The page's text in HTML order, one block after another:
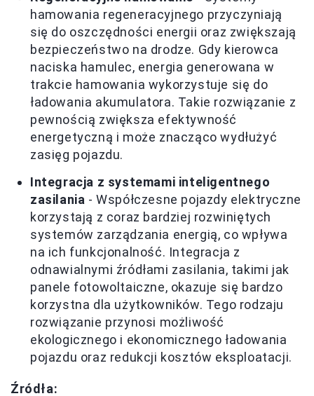
hamowania regeneracyjnego przyczyniają
się do oszczędności energii oraz zwiększają
bezpieczeństwo na drodze. Gdy kierowca
naciska hamulec, energia generowana w
trakcie hamowania wykorzystuje się do
ładowania akumulatora. Takie rozwiązanie z
pewnością zwiększa efektywność
energetyczną i może znacząco wydłużyć
zasięg pojazdu.
Integracja z systemami inteligentnego
zasilania - Współczesne pojazdy elektryczne
korzystają z coraz bardziej rozwiniętych
systemów zarządzania energią, co wpływa
na ich funkcjonalność. Integracja z
odnawialnymi źródłami zasilania, takimi jak
panele fotowoltaiczne, okazuje się bardzo
korzystna dla użytkowników. Tego rodzaju
rozwiązanie przynosi możliwość
ekologicznego i ekonomicznego ładowania
pojazdu oraz redukcji kosztów eksploatacji.
Źródła: